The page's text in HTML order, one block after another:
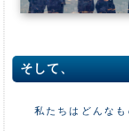
そして、
私たちはどんな